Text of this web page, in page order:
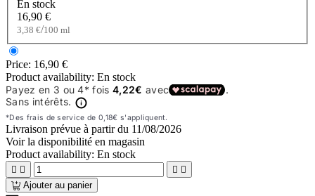
En stock
16,90 €
3,38 €/100 ml
Price: 16,90 €
Product availability: En stock
Livraison prévue à partir du 11/08/2026
Voir la disponibilité en magasin
Product availability: En stock
   
Ajouter au panier